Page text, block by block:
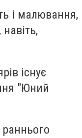
і малювання,
існує
"Юний